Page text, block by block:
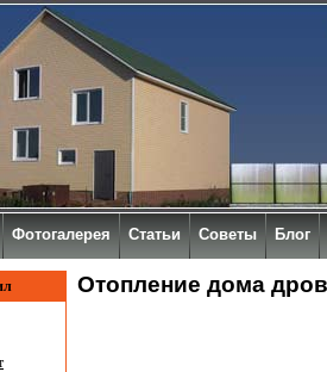
Отопление дома
Фотогалерея Статьи Советы Блог